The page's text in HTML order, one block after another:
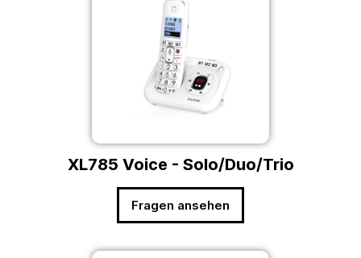
XL785 Voice - Solo/Duo/Trio
Fragen ansehen